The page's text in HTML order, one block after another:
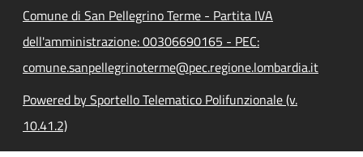
Comune di San Pellegrino Terme - Partita IVA
dell'amministrazione: 00306690165 - PEC:
comune.sanpellegrinoterme@pec.regione.lombardia.it
Powered by Sportello Telematico Polifunzionale (v.
10.41.2)